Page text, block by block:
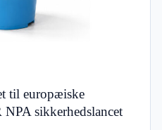
til europæiske
sikkerhedslancet